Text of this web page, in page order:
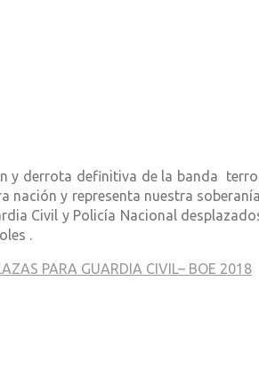
y derrota definitiva de la banda
y representa nuestra
Civil y Policía Nacional
.
PARA GUARDIA CIVIL– BOE 2018